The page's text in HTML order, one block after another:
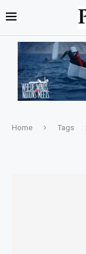
Home Tags